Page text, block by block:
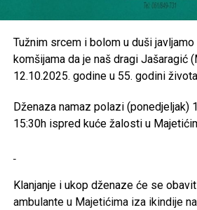
Tužnim srcem i bolom u duši
komšijama da je naš dragi Jašaragić
12.10.2025. godine u 55. godini
Dženaza namaz polazi (ponedjeljak)
15:30h ispred kuće žalosti u
Klanjanje i ukop dženaze će se
ambulante u Majetićima iza ikindije